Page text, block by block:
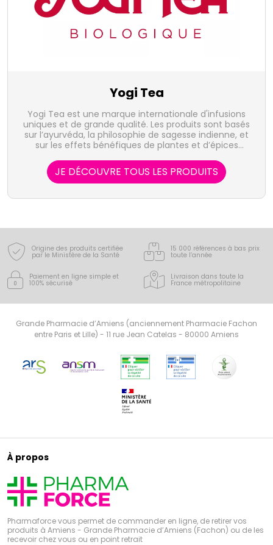
Yogi Tea
Yogi Tea est une marque internationale d'infusions
uniques et de grande qualité. Les produits sont basés
sur l’ayurvéda, la philosophie de sagesse indienne, et
sur les effets bénéfiques de plantes et d’épices
JE DÉCOUVRE TOUS LES PRODUITS
Origine des produits certifiée
par le Ministère de la Santé
15 000 références à bas prix
toute l’année
Paiement en ligne simple et
100% sécurisé
Livraison dans toute la
France métropolitaine
Grande Pharmacie d’Amiens (anciennement Pharmacie Fachon
entre Paris et Lille) - 11 rue Jean Catelas - 80000 Amiens
À propos
Pharmaforce vous permet de commander en ligne, de retirer vos
produits à Amiens - Grande Pharmacie d’Amiens (Fachon) ou de les
recevoir chez vous ou en point retrait